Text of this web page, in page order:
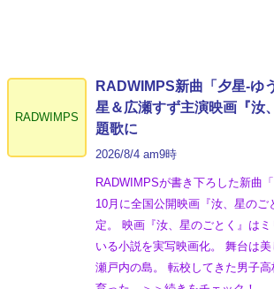
RADWIMPS
RADWIMPS新曲「夕星-ゆ
星＆広瀬すず主演映画『汝
題歌に
2026/8/4 am9時
RADWIMPSが書き下ろした新曲
10月に全国公開映画『汝、星のご
定。 映画『汝、星のごとく』は
いる小説を実写映画化。 舞台は美
瀬戸内の島。 転校してきた男子